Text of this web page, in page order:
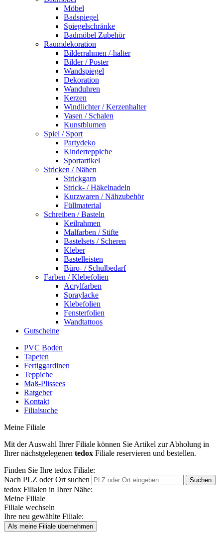
Möbel
Badspiegel
Spiegelschränke
Badmöbel Zubehör
Raumdekoration
Bilderrahmen /-halter
Bilder / Poster
Wandspiegel
Dekoration
Wanduhren
Kerzen
Windlichter / Kerzenhalter
Vasen / Schalen
Kunstblumen
Spiel / Sport
Partydeko
Kinderteppiche
Sportartikel
Stricken / Nähen
Strickgarn
Strick- / Häkelnadeln
Kurzwaren / Nähzubehör
Füllmaterial
Schreiben / Basteln
Keilrahmen
Malfarben / Stifte
Bastelsets / Scheren
Kleber
Bastelleisten
Büro- / Schulbedarf
Farben / Klebefolien
Acrylfarben
Spraylacke
Klebefolien
Fensterfolien
Wandtattoos
Gutscheine
PVC Boden
Tapeten
Fertiggardinen
Teppiche
Maß-Plissees
Ratgeber
Kontakt
Filialsuche
Meine Filiale
Mit der Auswahl Ihrer Filiale können Sie Artikel zur Abholung in
Ihrer nächstgelegenen tedox Filiale reservieren und bestellen.
Finden Sie Ihre tedox Filiale:
Nach PLZ oder Ort suchen
Suchen
tedox Filialen in Ihrer Nähe:
Meine Filiale
Filiale wechseln
Ihre neu gewählte Filiale:
Als meine Filiale übernehmen